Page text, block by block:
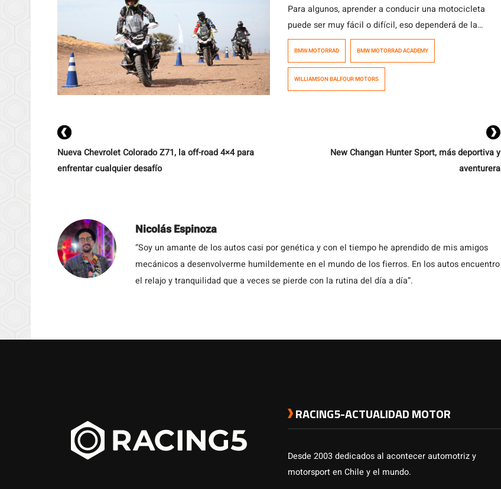
Para algunos, aprender a conducir una motocicleta
puede ser muy fácil o difícil, eso dependerá de la
experiencia previa que tenga el conductor. Es por ello
Para BMW Motorrad la seguridad de sus clientes es
BMW MOTORRAD BMW MOTORRAD ACADEMY
WILLIAMSON BALFOUR MOTORS
Nueva Chevrolet Colorado Z71, la off-road 4×4 para
enfrentar cualquier desafío
New Changan Hunter Sport, más deportiva y
aventurera
Nicolás Espinoza
“Soy un amante de los autos casi por genética y con el tiempo he aprendido de mis amigos
mecánicos a desenvolverme humildemente en el mundo de los fierros. En los autos encuentro
el relajo y tranquilidad que a veces se pierde con la rutina del día a día”.
RACING5-ACTUALIDAD MOTOR
Desde 2003 dedicados al acontecer automotriz y
motorsport en Chile y el mundo.